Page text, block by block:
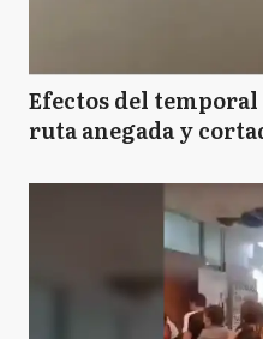
Efectos del temporal
ruta anegada y